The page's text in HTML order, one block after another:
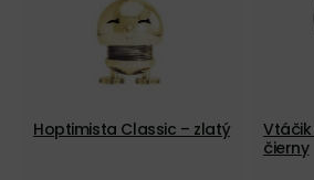
Hoptimista Classic – zlatý
Vtáčik
čierny